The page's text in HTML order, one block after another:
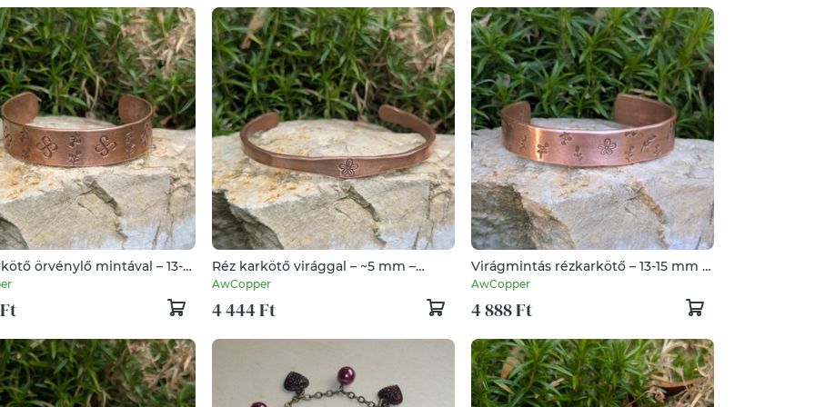
örvénylő mintával – 13-15
készített - vörösréz
Réz karkötő virággal – ~5 mm –
kézzel készített - vörösréz
AwCopper
4 444 Ft
Virágmintás rézkarkötő – 13-15 mm –
kézzel készített - vörösréz
AwCopper
4 888 Ft